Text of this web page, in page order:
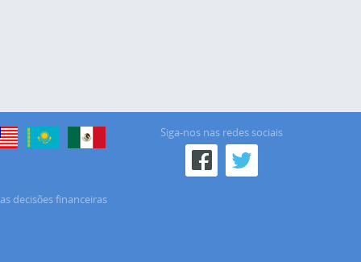
decisões financeiras
Siga-nos nas redes sociais